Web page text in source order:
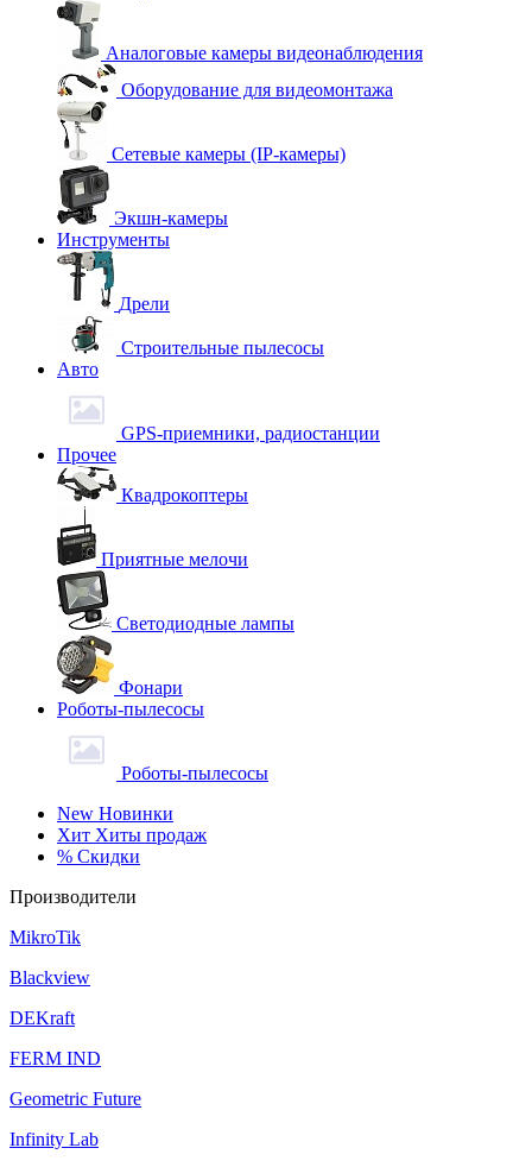
Аналоговые камеры видеонаблюдения
Оборудование для видеомонтажа
Сетевые камеры (IP-камеры)
Экшн-камеры
Инструменты
Дрели
Строительные пылесосы
Авто
GPS-приемники, радиостанции
Прочее
Квадрокоптеры
Приятные мелочи
Светодиодные лампы
Фонари
Роботы-пылесосы
Роботы-пылесосы
New Новинки
Хит Хиты продаж
% Скидки
Производители
MikroTik
Blackview
DEKraft
FERM IND
Geometric Future
Infinity Lab